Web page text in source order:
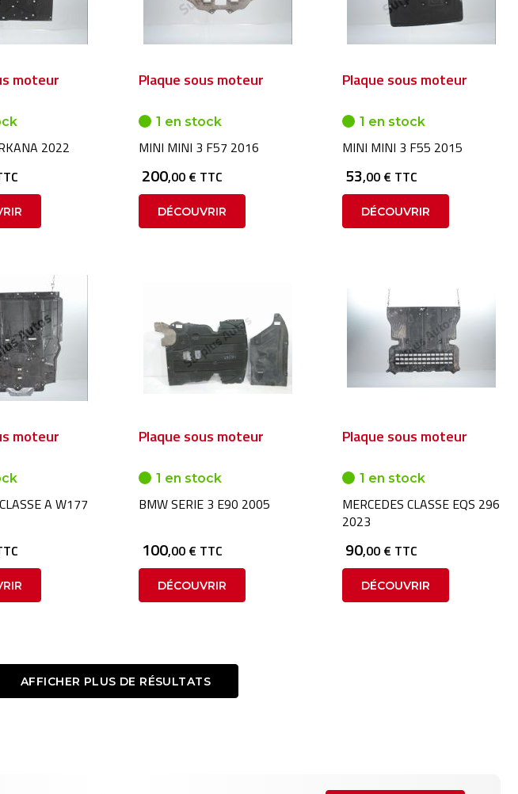
moteur
2022
Plaque sous moteur
1 en stock
MINI MINI 3 F57 2016
200,00 € TTC
DÉCOUVRIR
Plaque sous moteur
1 en stock
MINI MINI 3 F55 2015
53,00 € TTC
DÉCOUVRIR
moteur
A W177
Plaque sous moteur
1 en stock
BMW SERIE 3 E90 2005
100,00 € TTC
DÉCOUVRIR
Plaque sous moteur
1 en stock
MERCEDES CLASSE EQS 296
2023
90,00 € TTC
DÉCOUVRIR
AFFICHER PLUS DE RÉSULTATS